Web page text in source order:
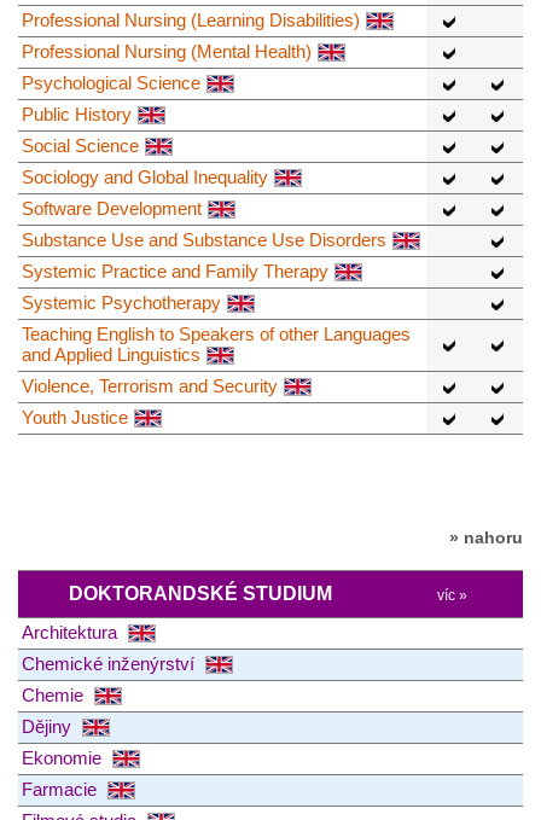
Professional Nursing (Learning Disabilities)
Professional Nursing (Mental Health)
Psychological Science
Public History
Social Science
Sociology and Global Inequality
Software Development
Substance Use and Substance Use Disorders
Systemic Practice and Family Therapy
Systemic Psychotherapy
Teaching English to Speakers of other Languages
and Applied Linguistics
Violence, Terrorism and Security
Youth Justice
» nahoru
DOKTORANDSKÉ STUDIUM víc »
Architektura
Chemické inženýrství
Chemie
Dějiny
Ekonomie
Farmacie